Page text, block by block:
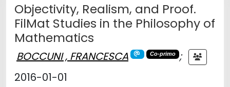
Objectivity, Realism, and Proof.
FilMat Studies in the Philosophy of
Mathematics
BOCCUNI , FRANCESCA Co-primo
;
2016-01-01